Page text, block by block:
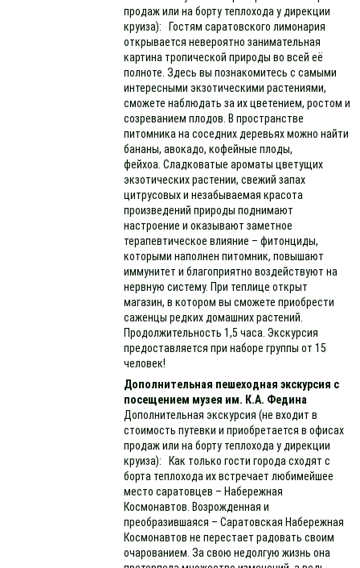
продаж или на борту теплохода у дирекции
круиза): Гостям саратовского лимонария
открывается невероятно занимательная
картина тропической природы во всей её
полноте. Здесь вы познакомитесь с самыми
интересными экзотическими растениями,
сможете наблюдать за их цветением, ростом и
созреванием плодов. В пространстве
питомника на соседних деревьях можно найти
бананы, авокадо, кофейные плоды,
фейхоа. Сладковатые ароматы цветущих
экзотических растении, свежий запах
цитрусовых и незабываемая красота
произведений природы поднимают
настроение и оказывают заметное
терапевтическое влияние – фитонциды,
которыми наполнен питомник, повышают
иммунитет и благоприятно воздействуют на
нервную систему. При теплице открыт
магазин, в котором вы сможете приобрести
саженцы редких домашних растений.
Продолжительность 1,5 часа. Экскурсия
предоставляется при наборе группы от 15
человек!
Дополнительная пешеходная экскурсия с
посещением музея им. К.А. Федина
Дополнительная экскурсия (не входит в
стоимость путевки и приобретается в офисах
продаж или на борту теплохода у дирекции
круиза): Как только гости города сходят с
борта теплохода их встречает любимейшее
место саратовцев – Набережная
Космонавтов. Возрожденная и
преобразившаяся – Саратовская Набережная
Космонавтов не перестает радовать своим
очарованием. За свою недолгую жизнь она